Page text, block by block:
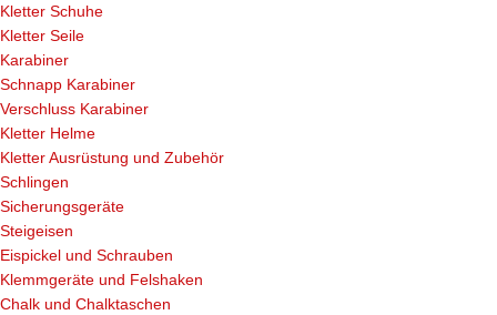
Kletter Schuhe
Kletter Seile
Karabiner
Schnapp Karabiner
Verschluss Karabiner
Kletter Helme
Kletter Ausrüstung und Zubehör
Schlingen
Sicherungsgeräte
Steigeisen
Eispickel und Schrauben
Klemmgeräte und Felshaken
Chalk und Chalktaschen